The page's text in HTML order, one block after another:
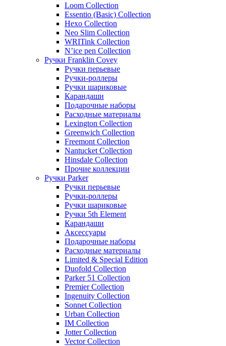
Loom Collection
Essentio (Basic) Collection
Hexo Collection
Neo Slim Collection
WRITink Collection
N’ice pen Collection
Ручки Franklin Covey
Ручки перьевые
Ручки-роллеры
Ручки шариковые
Карандаши
Подарочные наборы
Расходные материалы
Lexington Collection
Greenwich Collection
Freemont Collection
Nantucket Collection
Hinsdale Collection
Прочие коллекции
Ручки Parker
Ручки перьевые
Ручки-роллеры
Ручки шариковые
Ручки 5th Element
Карандаши
Аксессуары
Подарочные наборы
Расходные материалы
Limited & Special Edition
Duofold Collection
Parker 51 Collection
Premier Collection
Ingenuity Collection
Sonnet Collection
Urban Collection
IM Collection
Jotter Collection
Vector Collection